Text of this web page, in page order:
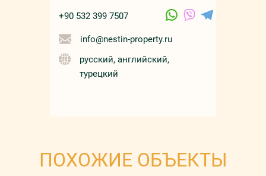
+90 532 399 7507
info@nestin-property.ru
русский, английский,
турецкий
ПОХОЖИЕ ОБЪЕКТЫ